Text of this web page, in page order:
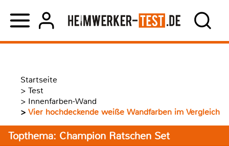
Startseite
> Test
> Innenfarben-Wand
> Vier hochdeckende weiße Wandfarben im Vergleich
Topthema: Champion Ratschen Set